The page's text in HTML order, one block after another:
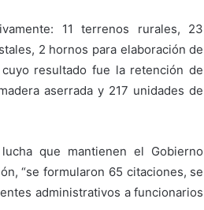
11 terrenos rurales, 23
2 hornos para elaboración de
resultado fue la retención de
aserrada y 217 unidades de
que mantienen el Gobierno
“se formularon 65 citaciones, se
administrativos a funcionarios